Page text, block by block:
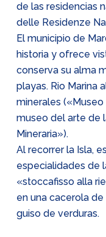
de las residencias
delle Residenze
El municipio de
historia y ofrece
conserva su alma
playas. Rio Marina
minerales («Museo
museo del arte de
Mineraria»).
Al recorrer la Isla,
especialidades de
«stoccafisso alla
en una cacerola
guiso de verduras.